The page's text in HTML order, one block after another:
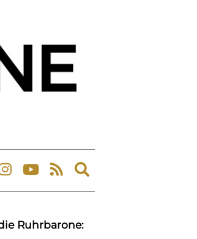
Expand
search
Ruhrbarone: